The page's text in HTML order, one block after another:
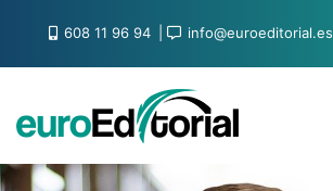
608 11 96 94 info@euroeditorial.es